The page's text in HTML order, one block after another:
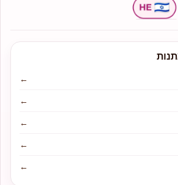
←
←
←
←
←